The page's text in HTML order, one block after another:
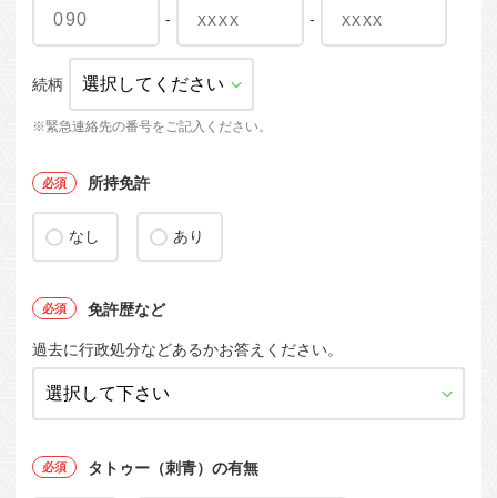
- -
続柄
※緊急連絡先の番号をご記入ください。
所持免許
なし あり
免許歴など
過去に行政処分などあるかお答えください。
タトゥー（刺青）の有無